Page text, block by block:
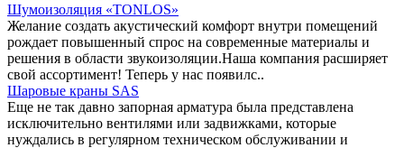
Шумоизоляция «TONLOS»
Желание создать акустический комфорт внутри помещений
рождает повышенный спрос на современные материалы и
решения в области звукоизоляции.Наша компания расширяет
свой ассортимент! Теперь у нас появилс..
Шаровые краны SAS
Еще не так давно запорная арматура была представлена
исключительно вентилями или задвижками, которые
нуждались в регулярном техническом обслуживании и